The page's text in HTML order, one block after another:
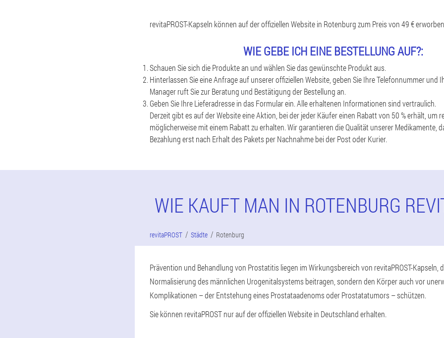
revitaPROST-Kapseln können auf der offiziellen Website in Rotenburg zum Preis von 49 €
WIE GEBE ICH EINE BESTELLUNG AUF?:
Schauen Sie sich die Produkte an und wählen Sie das gewünschte Produkt aus.
Hinterlassen Sie eine Anfrage auf unserer offiziellen Website, geben Sie Ihre Telefonnummer und
Manager ruft Sie zur Beratung und Bestätigung der Bestellung an.
Geben Sie Ihre Lieferadresse in das Formular ein. Alle erhaltenen Informationen sind vertraulich.
Derzeit gibt es auf der Website eine Aktion, bei der jeder Käufer einen Rabatt von 50 % erhält, um
möglicherweise mit einem Rabatt zu erhalten. Wir garantieren die Qualität unserer Medikamente,
Bezahlung erst nach Erhalt des Pakets per Nachnahme bei der Post oder Kurier.
WIE KAUFT MAN IN ROTENBURG
revitaPROST Städte Rotenburg
Prävention und Behandlung von Prostatitis liegen im Wirkungsbereich von revitaPROST-Kapseln,
Normalisierung des männlichen Urogenitalsystems beitragen, sondern den Körper auch vor
Komplikationen – der Entstehung eines Prostataadenoms oder Prostatatumors – schützen.
Sie können revitaPROST nur auf der offiziellen Website in Deutschland erhalten.